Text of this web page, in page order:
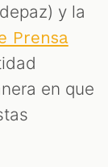
y la
Prensa
en que